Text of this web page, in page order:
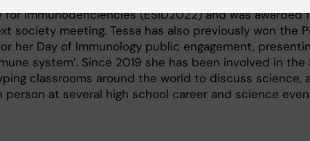
for Immunodeficiencies (ESID2022) and was awarded
society meeting. Tessa has also previously won the
her Day of Immunology public engagement,
system’. Since 2019 she has been involved in the
classrooms around the world to discuss science,
at several high school career and science